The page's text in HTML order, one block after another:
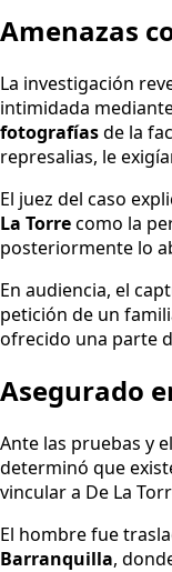
Amenazas
La investigación
intimidada
fotografíasde la
represalias, le
El juez del caso
La Torrecomo la
posteriormente lo
En audiencia, el
petición de un
ofrecido una parte
Asegurado
Ante las pruebas y
determinó que
vincular a De La
El hombre fue
Barranquilla,